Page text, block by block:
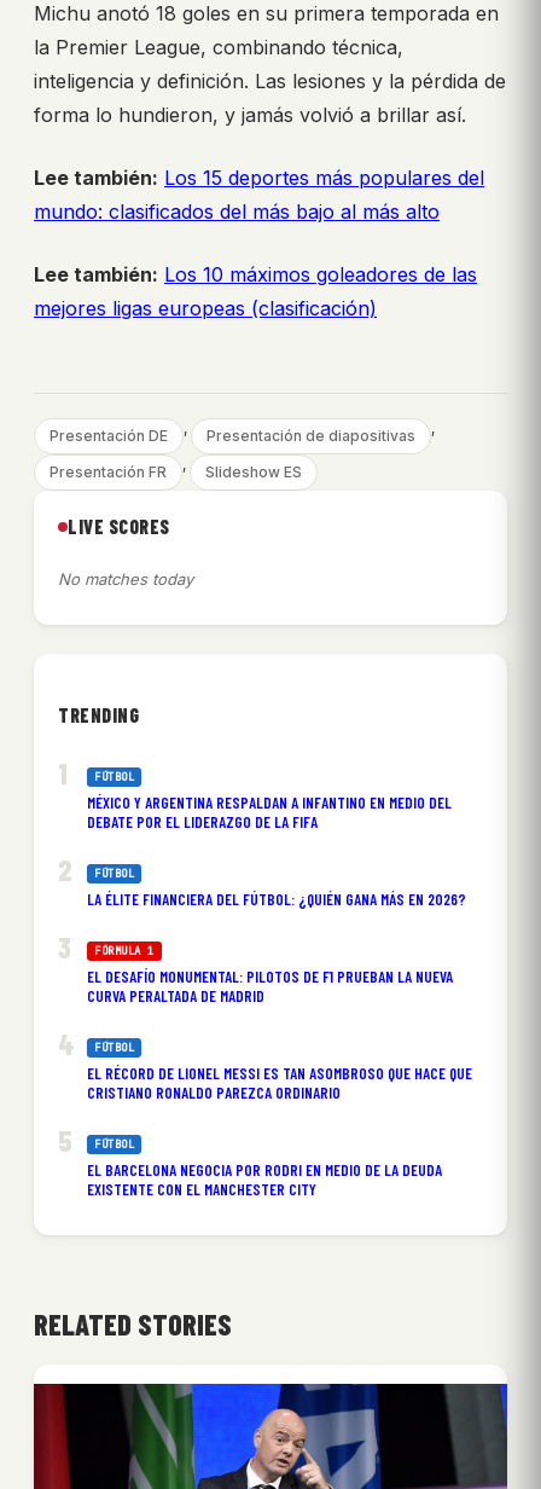
Michu anotó 18 goles en su primera temporada en
la Premier League, combinando técnica,
inteligencia y definición. Las lesiones y la pérdida de
forma lo hundieron, y jamás volvió a brillar así.
Lee también: Los 15 deportes más populares del
mundo: clasificados del más bajo al más alto
Lee también: Los 10 máximos goleadores de las
mejores ligas europeas (clasificación)
Presentación DE , Presentación de diapositivas ,
Presentación FR , Slideshow ES
LIVE SCORES
No matches today
TRENDING
FÚTBOL
MÉXICO Y ARGENTINA RESPALDAN A INFANTINO EN MEDIO DEL
DEBATE POR EL LIDERAZGO DE LA FIFA
FÚTBOL
LA ÉLITE FINANCIERA DEL FÚTBOL: ¿QUIÉN GANA MÁS EN 2026?
FÓRMULA 1
EL DESAFÍO MONUMENTAL: PILOTOS DE F1 PRUEBAN LA NUEVA
CURVA PERALTADA DE MADRID
FÚTBOL
EL RÉCORD DE LIONEL MESSI ES TAN ASOMBROSO QUE HACE QUE
CRISTIANO RONALDO PAREZCA ORDINARIO
FÚTBOL
EL BARCELONA NEGOCIA POR RODRI EN MEDIO DE LA DEUDA
EXISTENTE CON EL MANCHESTER CITY
RELATED STORIES